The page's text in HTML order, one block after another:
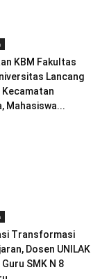
KBM Fakultas
Lancang
Kecamatan
Mahasiswa...
Transformasi
Dosen UNILAK
SMK N 8